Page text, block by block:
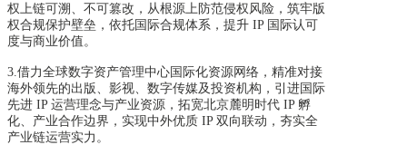
权上链可溯、不可篡改，从根源上防范侵权风险，筑牢版
权合规保护壁垒，依托国际合规体系，提升 IP 国际认可
度与商业价值。
3. 借力全球数字资产管理中心国际化资源网络，精准对接
海外领先的出版、影视、数字传媒及投资机构，引进国际
先进 IP 运营理念与产业资源，拓宽北京麓明时代 IP 孵
化、产业合作边界，实现中外优质 IP 双向联动，夯实全
产业链运营实力。